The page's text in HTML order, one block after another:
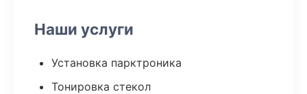
Наши услуги
Установка парктроника
Тонировка стекол